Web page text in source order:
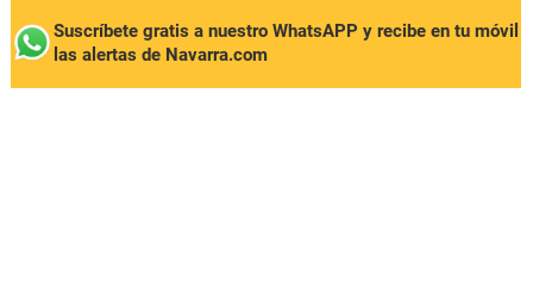
Suscríbete gratis a nuestro WhatsAPP y recibe en tu móvil
las alertas de Navarra.com